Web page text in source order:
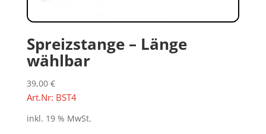
Spreizstange – Länge
wählbar
39,00 €
Art.Nr: BST4
inkl. 19 % MwSt.